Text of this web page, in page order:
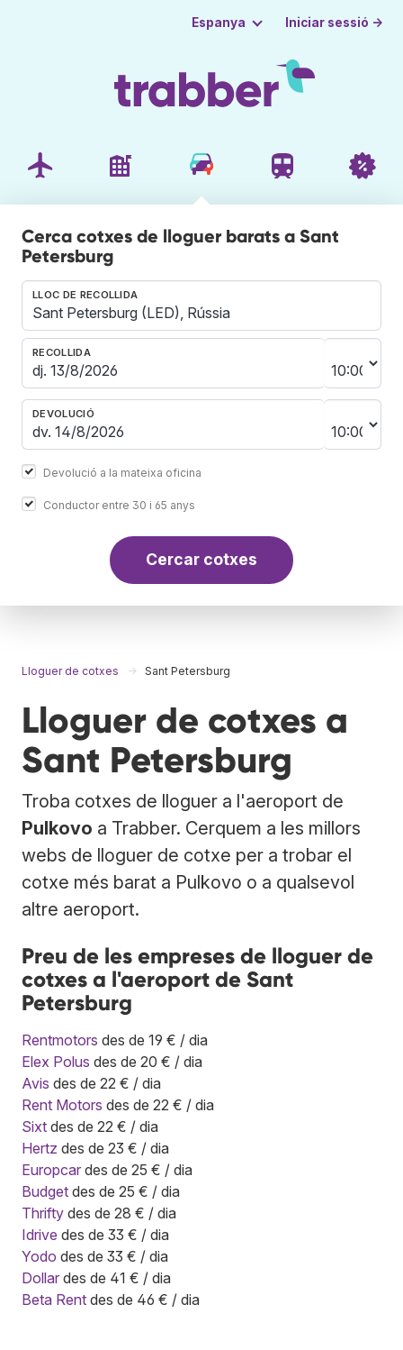
Espanya Iniciar sessió →
Cerca cotxes de lloguer barats a Sant
Petersburg
LLOC DE RECOLLIDA
RECOLLIDA
DEVOLUCIÓ
Devolució a la mateixa oficina
Conductor entre 30 i 65 anys
Cercar cotxes
Lloguer de cotxes Sant Petersburg
Lloguer de cotxes a
Sant Petersburg
Troba cotxes de lloguer a l'aeroport de
Pulkovo a Trabber. Cerquem a les millors
webs de lloguer de cotxe per a trobar el
cotxe més barat a Pulkovo o a qualsevol
altre aeroport.
Preu de les empreses de lloguer de
cotxes a l'aeroport de Sant
Petersburg
Rentmotors des de 19 € / dia
Elex Polus des de 20 € / dia
Avis des de 22 € / dia
Rent Motors des de 22 € / dia
Sixt des de 22 € / dia
Hertz des de 23 € / dia
Europcar des de 25 € / dia
Budget des de 25 € / dia
Thrifty des de 28 € / dia
Idrive des de 33 € / dia
Yodo des de 33 € / dia
Dollar des de 41 € / dia
Beta Rent des de 46 € / dia